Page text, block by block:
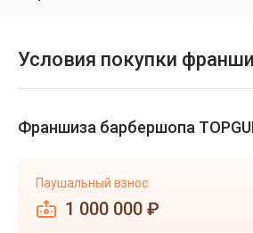
Условия покупки
Франшиза барбершопа
Паушальный взнос
1 000 000 ₽